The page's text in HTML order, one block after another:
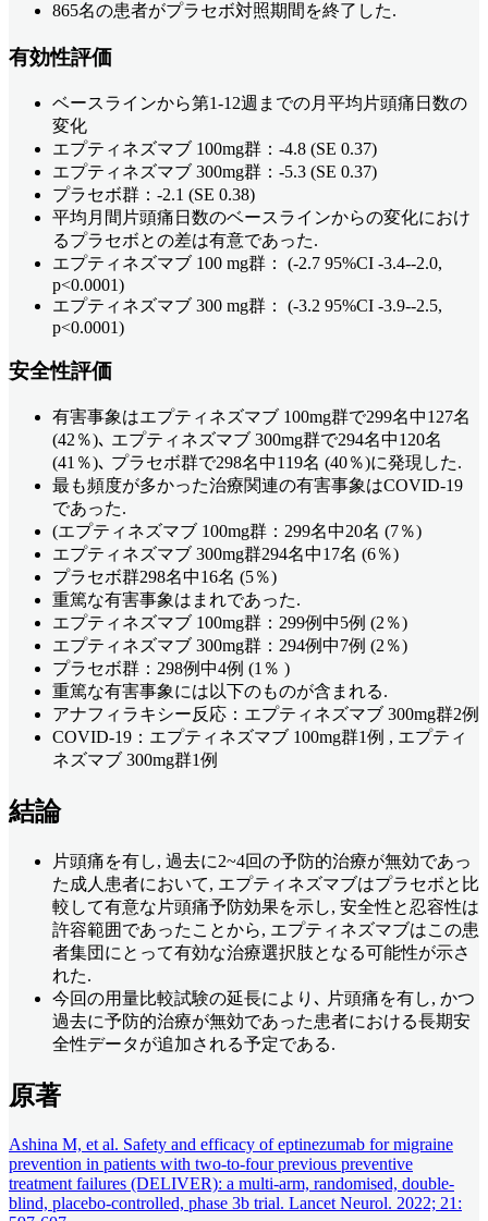
865名の患者がプラセボ対照期間を終了した.
有効性評価
ベースラインから第1-12週までの月平均片頭痛日数の
変化
エプティネズマブ 100mg群：-4.8 (SE 0.37)
エプティネズマブ 300mg群：-5.3 (SE 0.37)
プラセボ群：-2.1 (SE 0.38)
平均月間片頭痛日数のベースラインからの変化におけ
るプラセボとの差は有意であった.
エプティネズマブ 100 mg群： (-2.7 95%CI -3.4--2.0,
p<0.0001)
エプティネズマブ 300 mg群： (-3.2 95%CI -3.9--2.5,
p<0.0001)
安全性評価
有害事象はエプティネズマブ 100mg群で299名中127名
(42％)､ エプティネズマブ 300mg群で294名中120名
(41％)､ プラセボ群で298名中119名 (40％)に発現した.
最も頻度が多かった治療関連の有害事象はCOVID-19
であった.
(エプティネズマブ 100mg群：299名中20名 (7％)
エプティネズマブ 300mg群294名中17名 (6％)
プラセボ群298名中16名 (5％)
重篤な有害事象はまれであった.
エプティネズマブ 100mg群：299例中5例 (2％)
エプティネズマブ 300mg群：294例中7例 (2％)
プラセボ群：298例中4例 (1％ )
重篤な有害事象には以下のものが含まれる.
アナフィラキシー反応：エプティネズマブ 300mg群2例
COVID-19：エプティネズマブ 100mg群1例 , エプティ
ネズマブ 300mg群1例
結論
片頭痛を有し, 過去に2~4回の予防的治療が無効であっ
た成人患者において, エプティネズマブはプラセボと比
較して有意な片頭痛予防効果を示し, 安全性と忍容性は
許容範囲であったことから, エプティネズマブはこの患
者集団にとって有効な治療選択肢となる可能性が示さ
れた.
今回の用量比較試験の延長により､ 片頭痛を有し, かつ
過去に予防的治療が無効であった患者における長期安
全性データが追加される予定である.
原著
Ashina M, et al. Safety and efficacy of eptinezumab for migraine
prevention in patients with two-to-four previous preventive
treatment failures (DELIVER): a multi-arm, randomised, double-
blind, placebo-controlled, phase 3b trial. Lancet Neurol. 2022; 21: